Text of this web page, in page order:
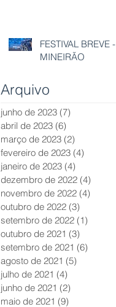
FESTIVAL BREVE -
MINEIRÃO
Arquivo
junho de 2023 (7)
abril de 2023 (6)
março de 2023 (2)
fevereiro de 2023 (4)
janeiro de 2023 (4)
dezembro de 2022 (4)
novembro de 2022 (4)
outubro de 2022 (3)
setembro de 2022 (1)
outubro de 2021 (3)
setembro de 2021 (6)
agosto de 2021 (5)
julho de 2021 (4)
junho de 2021 (2)
maio de 2021 (9)